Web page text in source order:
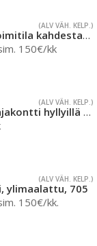
(ALV VÄH. KELP.)
SVK Autotalli / monitoimitila kahdesta kontista, nro 493
150€/kk
(ALV VÄH. KELP.)
SVK 10' Lämmin työpajakontti hyllyillä ja työtasolla, nro 31
(ALV VÄH. KELP.)
ylimaalattu, 705
150€/kk.